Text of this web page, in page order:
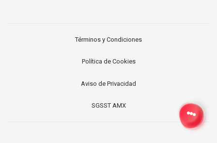
Términos y Condiciones
Política de Cookies
Aviso de Privacidad
SGSST AMX